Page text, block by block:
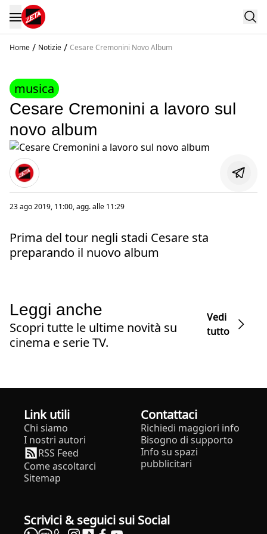
Home / Notizie / Cesare Cremonini Novo Album
musica
Cesare Cremonini a lavoro sul
novo album
23 ago 2019, 11:00, agg. alle 11:29
Prima del tour negli stadi Cesare sta
preparando il nuovo album
Leggi anche
Scopri tutte le ultime novità su
cinema e serie TV.
Vedi
tutto
Link utili
Chi siamo
I nostri autori
RSS Feed
Come ascoltarci
Sitemap
Contattaci
Richiedi maggiori info
Bisogno di supporto
Info su spazi
pubblicitari
Scrivici & seguici sui Social